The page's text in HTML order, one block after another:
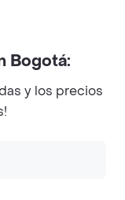
tenemos
Bogotá:
y los precios